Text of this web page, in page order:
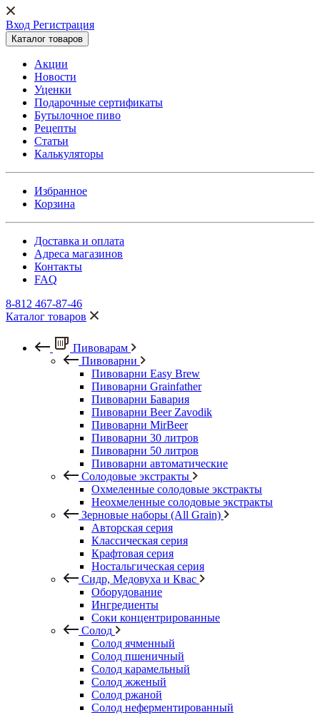
Вход Регистрация
Каталог товаров
Акции
Новости
Уценки
Подарочные сертификаты
Бутылочное пиво
Рецепты
Статьи
Калькуляторы
Избранное
Корзина
Доставка и оплата
Адреса магазинов
Контакты
FAQ
8-812 467-87-46
Каталог товаров
Пивоварам
Пивоварни
Пивоварни Easy Brew
Пивоварни Grainfather
Пивоварни Бавария
Пивоварни Beer Zavodik
Пивоварни MirBeer
Пивоварни 30 литров
Пивоварни 50 литров
Пивоварни автоматические
Солодовые экстракты
Охмеленные солодовые экстракты
Неохмеленные солодовые экстракты
Зерновые наборы (All Grain)
Авторская серия
Классическая серия
Крафтовая серия
Ностальгическая серия
Сидр, Медовуха и Квас
Оборудование
Ингредиенты
Соки концентрированные
Солод
Солод ячменный
Солод пшеничный
Солод карамельный
Солод жженый
Солод ржаной
Солод неферментированный